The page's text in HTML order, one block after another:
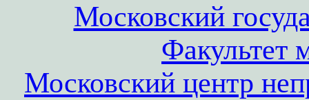
Московский
Московский центр